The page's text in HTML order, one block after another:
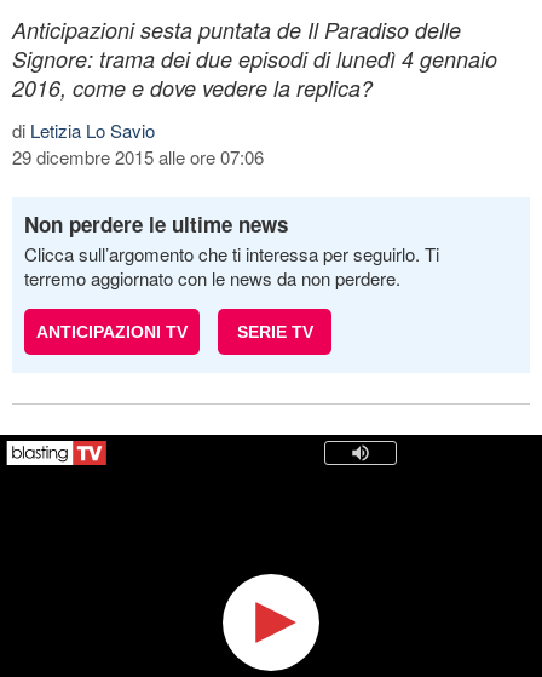
Anticipazioni sesta puntata de Il Paradiso delle
Signore: trama dei due episodi di lunedì 4 gennaio
2016, come e dove vedere la replica?
di Letizia Lo Savio
29 dicembre 2015 alle ore 07:06
Non perdere le ultime news
Clicca sull’argomento che ti interessa per seguirlo. Ti
terremo aggiornato con le news da non perdere.
ANTICIPAZIONI TV SERIE TV